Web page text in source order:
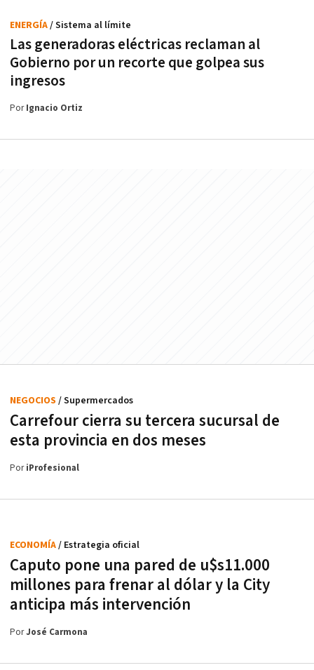
Las generadoras eléctricas reclaman al
Gobierno por un recorte que golpea sus
ingresos
ENERGÍA/ Sistema al límite
PorIgnacio Ortiz
Carrefour cierra su tercera sucursal de
esta provincia en dos meses
NEGOCIOS / Supermercados
PoriProfesional
Caputo pone una pared de u$s11.000
millones para frenar al dólar y la City
anticipa más intervención
ECONOMÍA/ Estrategia oficial
PorJosé Carmona